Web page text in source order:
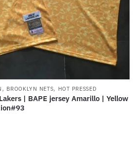
, BROOKLYN NETS, HOT PRESSED
| BAPE jersey Amarillo | Yellow